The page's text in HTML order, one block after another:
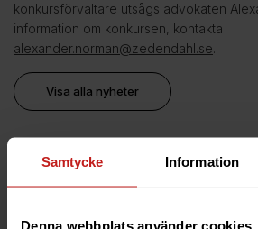
Samtycke Information
Denna webbplats använder cookies
konkursförvaltare utsågs advokaten
information om konkursen, kontakta
alexander.norman@zedendahl.se.
Visa alla nyheter
Ansvarig advokat
Advokat och delägare |